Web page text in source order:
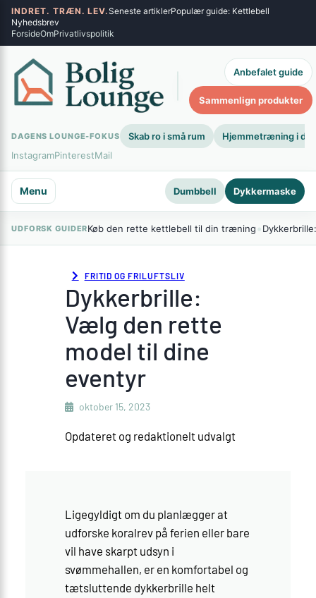
Spring
indhold
INDRET. TRÆN. LEV.Seneste artiklerPopulær guide: Kettlebell
Nyhedsbrev
ForsideOmPrivatlivspolitik
Søg
Anbefalet guide
Sammenlign produkter
DAGENS LOUNGE-FOKUS Skab ro i små rum
Hjemmetræning i dit
InstagramPinterestMail
Menu Dumbbell Dykkermaske
UDFORSK GUIDERKøb den rette kettlebell til din træning•
FRITID OG FRILUFTSLIV
Dykkerbrille:
Vælg den rette
model til dine
eventyr
oktober 15, 2023
Opdateret og redaktionelt udvalgt
Ligegyldigt om du planlægger at
udforske koralrev på ferien eller bare
vil have skarpt udsyn i
svømmehallen, er en komfortabel og
tætsluttende dykkerbrille helt